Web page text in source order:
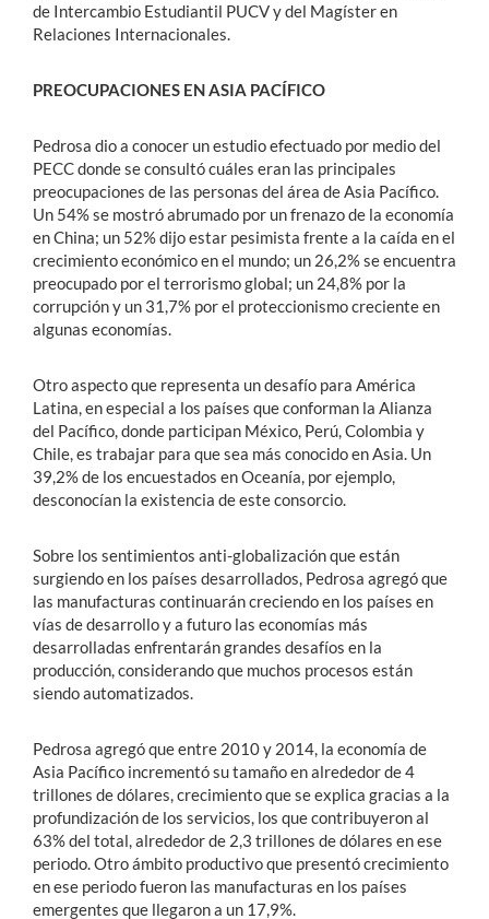
de Intercambio Estudiantil PUCV y del Magíster en
Relaciones Internacionales.
PREOCUPACIONES EN ASIA PACÍFICO
Pedrosa dio a conocer un estudio efectuado por medio del
PECC donde se consultó cuáles eran las principales
preocupaciones de las personas del área de Asia Pacífico.
Un 54% se mostró abrumado por un frenazo de la economía
en China; un 52% dijo estar pesimista frente a la caída en el
crecimiento económico en el mundo; un 26,2% se encuentra
preocupado por el terrorismo global; un 24,8% por la
corrupción y un 31,7% por el proteccionismo creciente en
algunas economías.
Otro aspecto que representa un desafío para América
Latina, en especial a los países que conforman la Alianza
del Pacífico, donde participan México, Perú, Colombia y
Chile, es trabajar para que sea más conocido en Asia. Un
39,2% de los encuestados en Oceanía, por ejemplo,
desconocían la existencia de este consorcio.
Sobre los sentimientos anti-globalización que están
surgiendo en los países desarrollados, Pedrosa agregó que
las manufacturas continuarán creciendo en los países en
vías de desarrollo y a futuro las economías más
desarrolladas enfrentarán grandes desafíos en la
producción, considerando que muchos procesos están
siendo automatizados.
Pedrosa agregó que entre 2010 y 2014, la economía de
Asia Pacífico incrementó su tamaño en alrededor de 4
trillones de dólares, crecimiento que se explica gracias a la
profundización de los servicios, los que contribuyeron al
63% del total, alrededor de 2,3 trillones de dólares en ese
periodo. Otro ámbito productivo que presentó crecimiento
en ese periodo fueron las manufacturas en los países
emergentes que llegaron a un 17,9%.